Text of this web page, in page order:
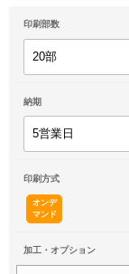
印刷部数
納期
印刷方式
オンデ
マンド
加工・オプション